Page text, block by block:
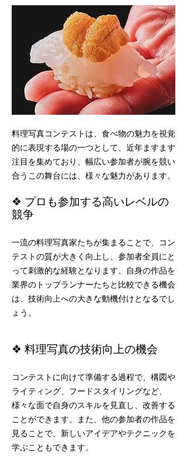
​料理写真コンテストは、食べ物の魅力を視覚
的に表現する場の一つとして、近年ますます
注目を集めており、幅広い参加者が腕を競い
合うこの舞台には、様々な魅力があります。
❖ プロも参加する高いレベルの
競争
​一流の料理写真家たちが集まることで、コン
テストの質が大きく向上し、参加者全員にと
って刺激的な経験となります。自身の作品を
業界のトップランナーたちと比較できる機会
は、技術向上への大きな動機付けとなるでし
ょう。
❖ 料理写真の技術向上の機会
コンテストに向けて準備する過程で、構図や
ライティング、フードスタイリングなど、
様々な面で自身のスキルを見直し、改善する
ことができます。また、他の参加者の作品を
見ることで、新しいアイデアやテクニックを
学ぶこともできます。